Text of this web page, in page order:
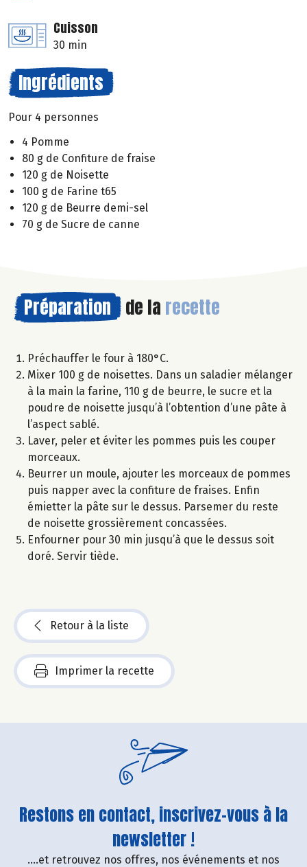
Cuisson
30 min
Ingrédients
Pour 4 personnes
4 Pomme
80 g de Confiture de fraise
120 g de Noisette
100 g de Farine t65
120 g de Beurre demi-sel
70 g de Sucre de canne
Préparation de la recette
Préchauffer le four à 180°C.
Mixer 100 g de noisettes. Dans un saladier mélanger
à la main la farine, 110 g de beurre, le sucre et la
poudre de noisette jusqu’à l’obtention d’une pâte à
l’aspect sablé.
Laver, peler et éviter les pommes puis les couper
morceaux.
Beurrer un moule, ajouter les morceaux de pommes
puis napper avec la confiture de fraises. Enfin
émietter la pâte sur le dessus. Parsemer du reste
de noisette grossièrement concassées.
Enfourner pour 30 min jusqu’à que le dessus soit
doré. Servir tiède.
Retour à la liste
Imprimer la recette
Restons en contact, inscrivez-vous à la
newsletter !
....et retrouvez nos offres, nos événements et nos